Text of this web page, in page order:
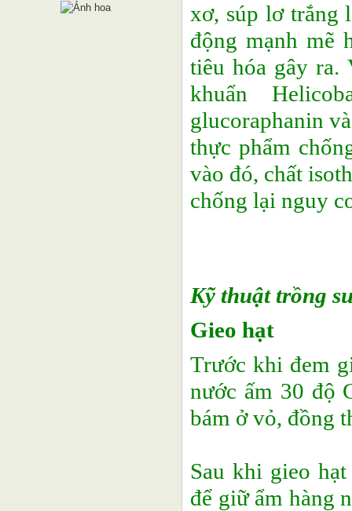
xơ, súp lơ trắng
động mạnh mẽ
tiêu hóa gây ra.
khuẩn
glucoraphanin
thực phẩm
vào đó, chất
chống lại nguy
Kỹ thuật trồng
Gieo hạt
Trước khi đem
nước ấm 30 độ
bám ở vỏ, đồng
Sau khi gieo
để giữ ẩm hàng